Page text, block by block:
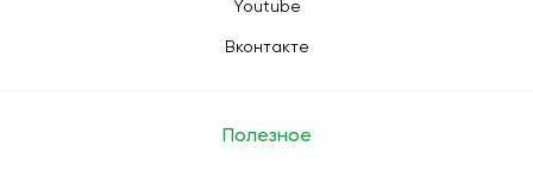
Youtube
Вконтакте
Полезное